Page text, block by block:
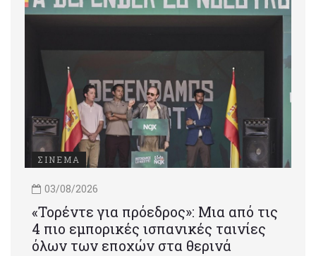
ΣΙΝΕΜΑ
03/08/2026
«Τορέντε για πρόεδρος»: Mια από τις
4 πιο εμπορικές ισπανικές ταινίες
όλων των εποχών στα θερινά